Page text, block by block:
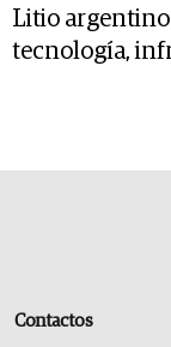
Litio
tecnología,
Contactos